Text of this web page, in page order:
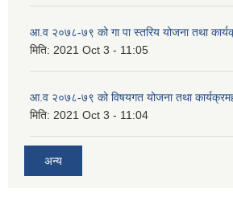
आ.व २०७८-७९ को गा पा स्तरिय योजना तथा
मिति: 2021 Oct 3 - 11:05
आ.व २०७८-७९ को विषयगत योजना तथा
मिति: 2021 Oct 3 - 11:04
अन्य